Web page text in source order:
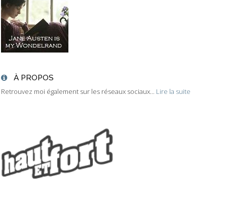
À PROPOS
Retrouvez moi également sur les réseaux sociaux... Lire la suite